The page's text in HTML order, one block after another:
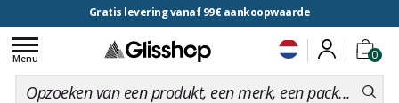
Gratis levering vanaf 99€ aankoopwaarde
voor een 100 dagen inruiling
0
Toggle
navigation
Menu